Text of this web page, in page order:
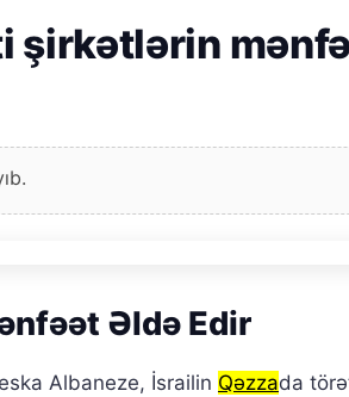
şirkətlərin
Əldə Edir
Albaneze, İsrailin Qəzzada